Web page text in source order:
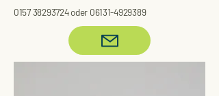
0157 38293724oder 06131-4929389